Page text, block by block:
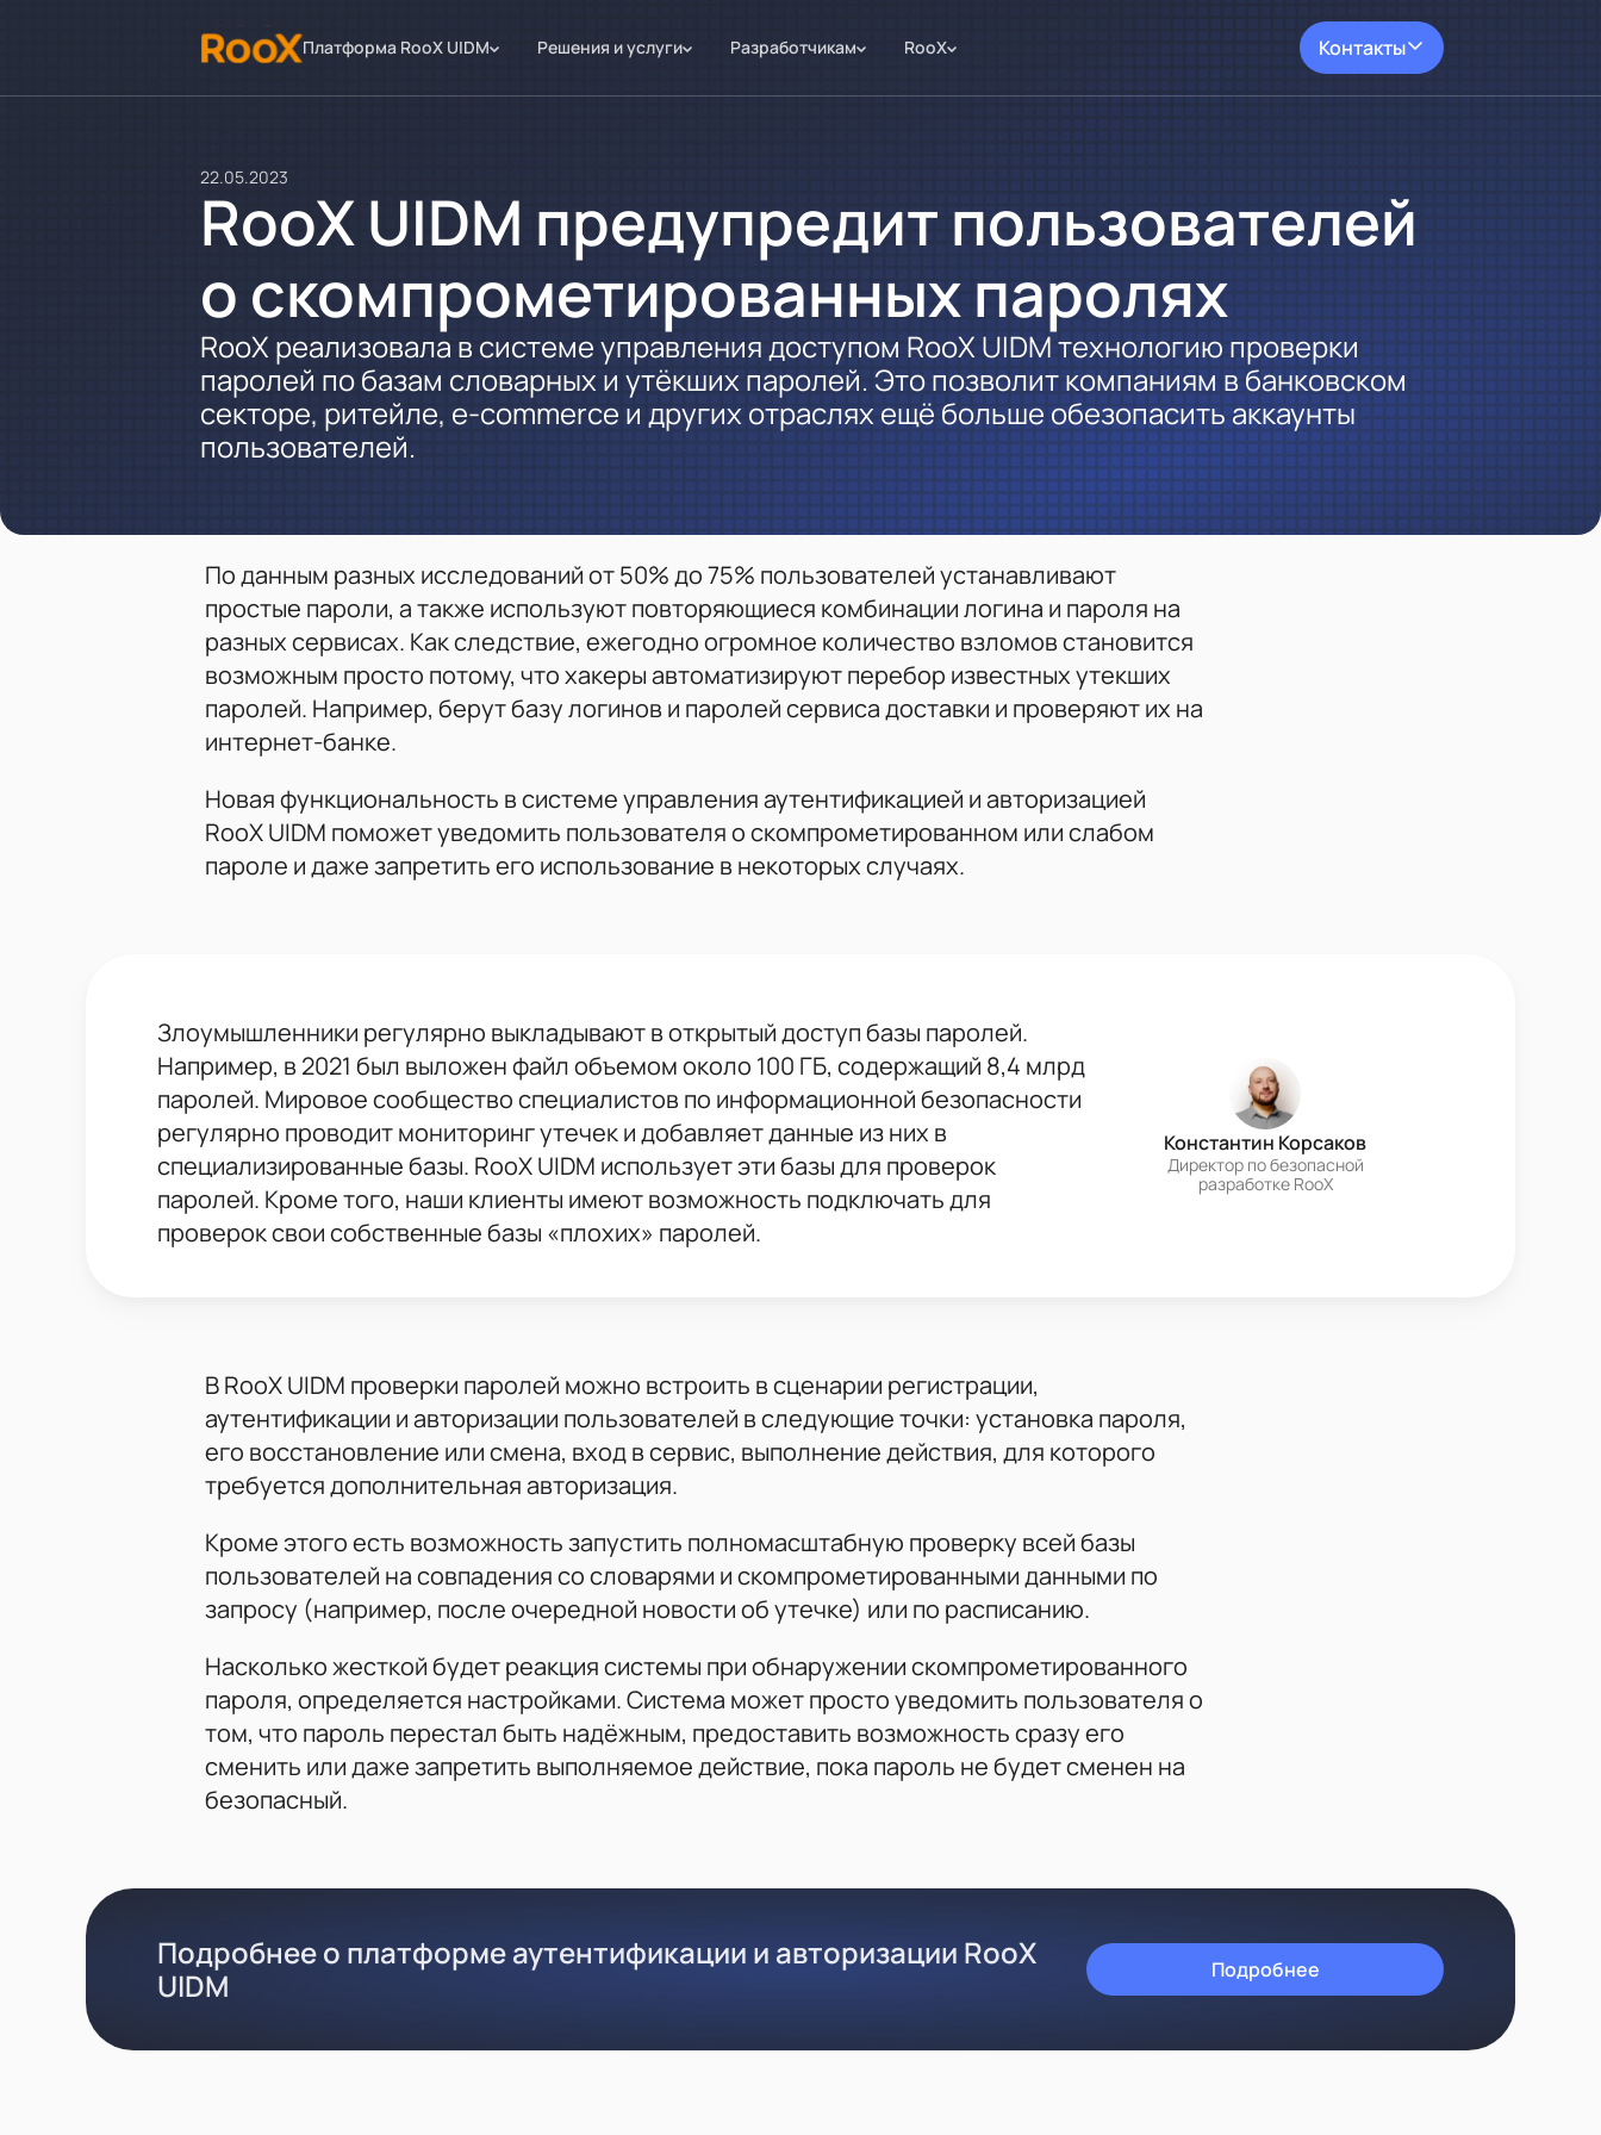
Платформа RooX UIDM Решения и услуги Разработчикам RooX Контакты
22.05.2023
RooX UIDM предупредит пользователей
о скомпрометированных паролях
RooX реализовала в системе управления доступом RooX UIDM технологию проверки
паролей по базам словарных и утёкших паролей. Это позволит компаниям в банковском
секторе, ритейле, e-commerce и других отраслях ещё больше обезопасить аккаунты
пользователей.
По данным разных исследований от 50% до 75% пользователей устанавливают
простые пароли, а также используют повторяющиеся комбинации логина и пароля на
разных сервисах. Как следствие, ежегодно огромное количество взломов становится
возможным просто потому, что хакеры автоматизируют перебор известных утекших
паролей. Например, берут базу логинов и паролей сервиса доставки и проверяют их на
интернет-банке.
Новая функциональность в системе управления аутентификацией и авторизацией
RooX UIDM поможет уведомить пользователя о скомпрометированном или слабом
пароле и даже запретить его использование в некоторых случаях.
Злоумышленники регулярно выкладывают в открытый доступ базы паролей.
Например, в 2021 был выложен файл объемом около 100 ГБ, содержащий 8,4 млрд
паролей. Мировое сообщество специалистов по информационной безопасности
регулярно проводит мониторинг утечек и добавляет данные из них в
специализированные базы. RooX UIDM использует эти базы для проверок
паролей. Кроме того, наши клиенты имеют возможность подключать для
проверок свои собственные базы «плохих» паролей.
Константин Корсаков
Директор по безопасной
разработке RooX
В RooX UIDM проверки паролей можно встроить в сценарии регистрации,
аутентификации и авторизации пользователей в следующие точки: установка пароля,
его восстановление или смена, вход в сервис, выполнение действия, для которого
требуется дополнительная авторизация.
Кроме этого есть возможность запустить полномасштабную проверку всей базы
пользователей на совпадения со словарями и скомпрометированными данными по
запросу (например, после очередной новости об утечке) или по расписанию.
Насколько жесткой будет реакция системы при обнаружении скомпрометированного
пароля, определяется настройками. Система может просто уведомить пользователя о
том, что пароль перестал быть надёжным, предоставить возможность сразу его
сменить или даже запретить выполняемое действие, пока пароль не будет сменен на
безопасный.
Подробнее о платформе аутентификации и авторизации RooX
UIDM
Подробнее